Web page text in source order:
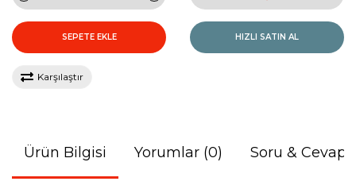
SEPETE EKLE HIZLI SATIN AL
Karşılaştır
Ürün Bilgisi Yorumlar (0) Soru & Cevap